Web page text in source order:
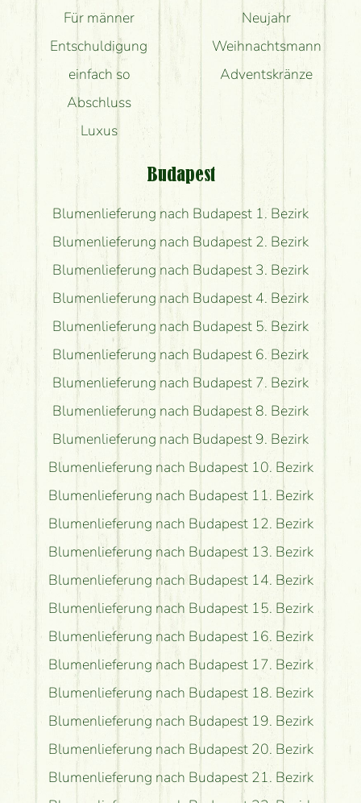
Für männer
Entschuldigung
einfach so
Abschluss
Luxus
Neujahr
Weihnachtsmann
Adventskränze
Budapest
Blumenlieferung nach Budapest 1. Bezirk
Blumenlieferung nach Budapest 2. Bezirk
Blumenlieferung nach Budapest 3. Bezirk
Blumenlieferung nach Budapest 4. Bezirk
Blumenlieferung nach Budapest 5. Bezirk
Blumenlieferung nach Budapest 6. Bezirk
Blumenlieferung nach Budapest 7. Bezirk
Blumenlieferung nach Budapest 8. Bezirk
Blumenlieferung nach Budapest 9. Bezirk
Blumenlieferung nach Budapest 10. Bezirk
Blumenlieferung nach Budapest 11. Bezirk
Blumenlieferung nach Budapest 12. Bezirk
Blumenlieferung nach Budapest 13. Bezirk
Blumenlieferung nach Budapest 14. Bezirk
Blumenlieferung nach Budapest 15. Bezirk
Blumenlieferung nach Budapest 16. Bezirk
Blumenlieferung nach Budapest 17. Bezirk
Blumenlieferung nach Budapest 18. Bezirk
Blumenlieferung nach Budapest 19. Bezirk
Blumenlieferung nach Budapest 20. Bezirk
Blumenlieferung nach Budapest 21. Bezirk